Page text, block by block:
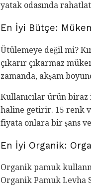
yatak odasında
En İyi Bütçe:
Ütülemeye değil mi?
çıkarır çıkarmaz
zamanda, akşam
Kullanıcılar ürün
haline getirir. 15 renk
fiyata onlara bir şans
En İyi Organik:
Organik pamuk
Organik Pamuk Levha